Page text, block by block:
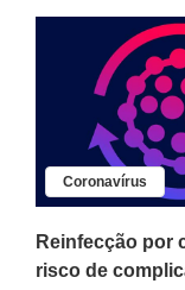
Coronavírus
Reinfecção por
risco de